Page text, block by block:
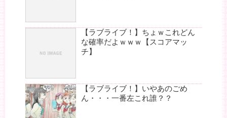
【ラブライブ！】ちょｗこれどん
な確率だよｗｗｗ【スコアマッ
チ】
【ラブライブ！】いやあのごめ
ん・・・一番左これ誰？？